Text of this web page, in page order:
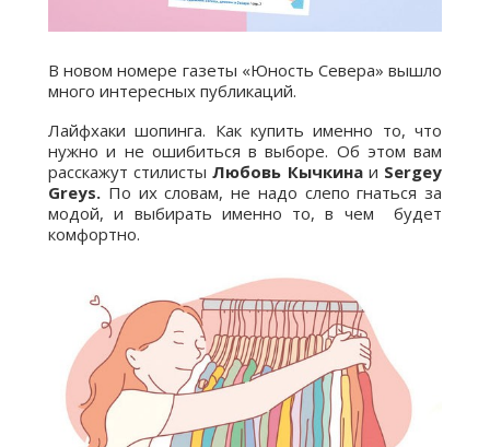
В новом номере газеты «Юность Севера» вышло
много интересных публикаций.
Лайфхаки шопинга. Как купить именно то, что
нужно и не ошибиться в выборе. Об этом вам
расскажут стилистыЛюбовь Кычкинаи Sergey
Greys. По их словам, не надо слепо гнаться за
модой, и выбирать именно то, в чем будет
комфортно.